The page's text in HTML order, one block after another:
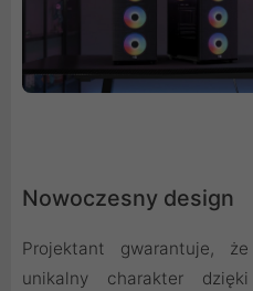
Nowoczesny design
Projektant gwarantuje,
unikalny charakter